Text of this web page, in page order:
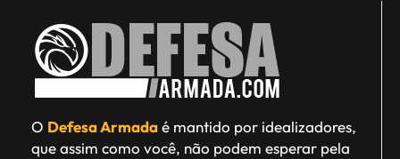
O Defesa Armadaé mantido por idealizadores,
que assim como você, não podem esperar pela